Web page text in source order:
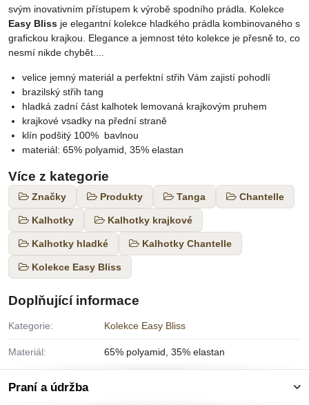
svým inovativním přístupem k výrobě spodního prádla. Kolekce
Easy Bliss je elegantní kolekce hladkého prádla kombinovaného s
grafickou krajkou. Elegance a jemnost této kolekce je přesně to, co
nesmí nikde chybět....
velice jemný materiál a perfektní střih Vám zajistí pohodlí
brazilský střih tang
hladká zadní část kalhotek lemovaná krajkovým pruhem
krajkové vsadky na přední straně
klín podšitý 100% bavlnou
materiál: 65% polyamid, 35% elastan
Více z kategorie
Značky Produkty Tanga Chantelle
Kalhotky Kalhotky krajkové
Kalhotky hladké Kalhotky Chantelle
Kolekce Easy Bliss
Doplňující informace
Kategorie: Kolekce Easy Bliss
Materiál: 65% polyamid, 35% elastan
Praní a údržba